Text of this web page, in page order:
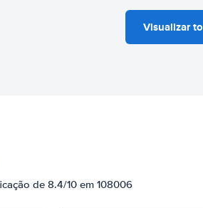
Visualizar
de 8.4/10 em 108006